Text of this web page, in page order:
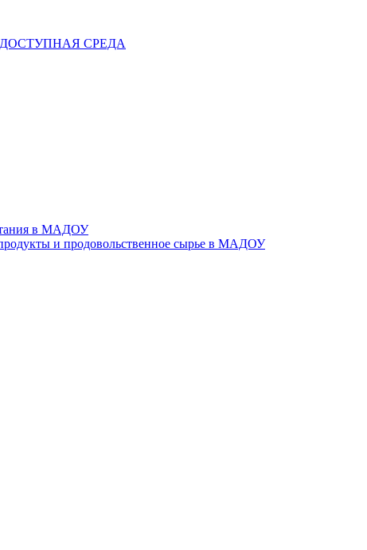
СРЕДА
в МАДОУ
и продовольственное сырье в МАДОУ